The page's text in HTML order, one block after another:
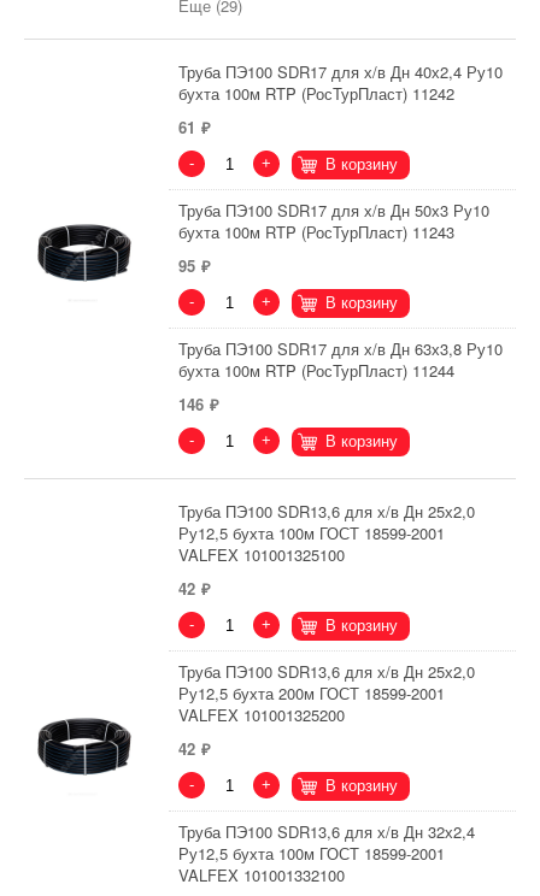
Еще (29)
Труба ПЭ100 SDR17 для х/в Дн 40х2,4 Ру10
бухта 100м RTP (РосТурПласт) 11242
61
- + В корзину
Труба ПЭ100 SDR17 для х/в Дн 50х3 Ру10
бухта 100м RTP (РосТурПласт) 11243
95
- + В корзину
Труба ПЭ100 SDR17 для х/в Дн 63х3,8 Ру10
бухта 100м RTP (РосТурПласт) 11244
146
- + В корзину
Труба ПЭ100 SDR13,6 для х/в Дн 25х2,0
Ру12,5 бухта 100м ГОСТ 18599-2001
VALFEX 101001325100
42
- + В корзину
Труба ПЭ100 SDR13,6 для х/в Дн 25х2,0
Ру12,5 бухта 200м ГОСТ 18599-2001
VALFEX 101001325200
42
- + В корзину
Труба ПЭ100 SDR13,6 для х/в Дн 32х2,4
Ру12,5 бухта 100м ГОСТ 18599-2001
VALFEX 101001332100